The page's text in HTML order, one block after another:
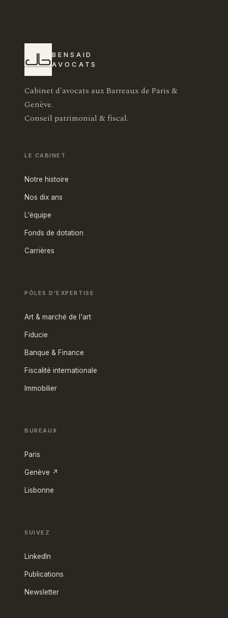
BENSAID
AVOCATS
Cabinet d'avocats aux Barreaux de Paris &
Genève.
Conseil patrimonial & fiscal.
LE CABINET
Notre histoire
Nos dix ans
L'équipe
Fonds de dotation
Carrières
PÔLES D'EXPERTISE
Art & marché de l'art
Fiducie
Banque & Finance
Fiscalité internationale
Immobilier
BUREAUX
Paris
Genève ↗
Lisbonne
SUIVEZ
LinkedIn
Publications
Newsletter